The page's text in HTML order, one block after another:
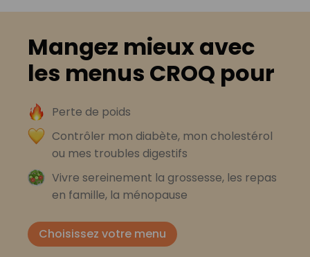
Mangez mieux avec
les menus CROQ pour
Perte de poids
Contrôler mon diabète, mon cholestérol
ou mes troubles digestifs
Vivre sereinement la grossesse, les repas
en famille, la ménopause
Choisissez votre menu